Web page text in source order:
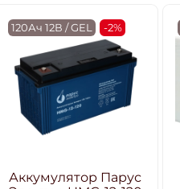
120Ач 12В / GEL -2%
Аккумулятор Парус